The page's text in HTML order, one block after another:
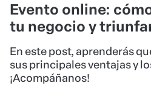
Evento online:
tu negocio y
En este post, aprenderás
sus principales ventajas y
¡Acompáñanos!